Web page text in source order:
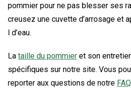
pommier pour ne pas blesser ses
creusez une cuvette d’arrosage et
l d’eau.
La taille du pommier et son
spécifiques sur notre site. Vous
reporter aux questions de notre FAQ